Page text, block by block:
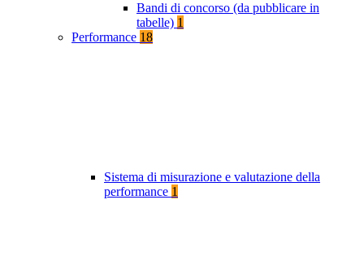
Bandi di concorso (da pubblicare in
tabelle) 1
Performance 18
Sistema di misurazione e valutazione della
performance 1